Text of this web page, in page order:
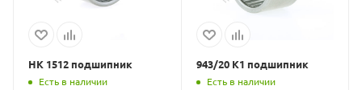
HK 1512 подшипник
Есть в наличии
943/20 К1 подшипник
Есть в наличии